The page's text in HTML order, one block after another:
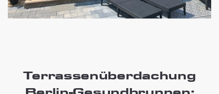
Terrassenüberdachung